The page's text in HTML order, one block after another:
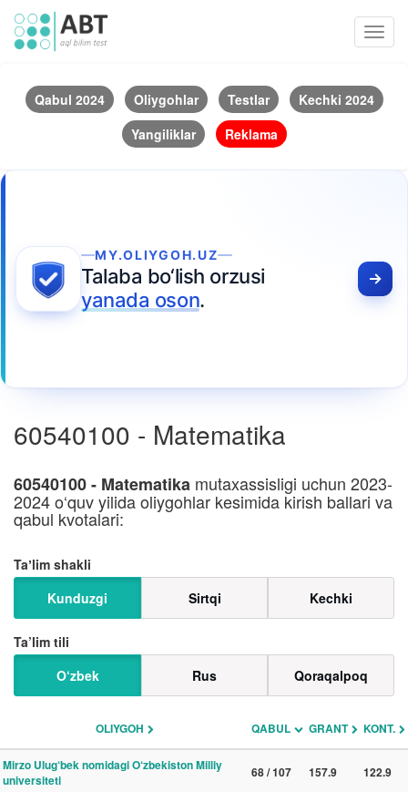
Qabul 2024 Oliygohlar Testlar
Kechki 2024
Yangiliklar
Reklama
MY.OLIYGOH.UZ
Talaba bo‘lish orzusi
yanada oson.
60540100 - Matematika
60540100 - Matematika mutaxassisligi uchun 2023-
2024 o‘quv yilida oliygohlar kesimida kirish ballari va
qabul kvotalari:
Taʼlim shakli
Kunduzgi
Sirtqi Kechki
Ta’lim tili
O‘zbek
Rus Qoraqalpoq
OLIYGOH QABUL GRANT KONT.
Mirzo Ulug‘bek nomidagi O‘zbekiston Milliy
universiteti
68 / 107 157.9 122.9